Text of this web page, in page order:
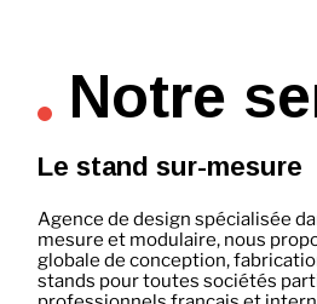
Notre
Le stand sur-mesure
Agence de design spécialisée
mesure et modulaire, nous
globale de conception,
stands pour toutes sociétés